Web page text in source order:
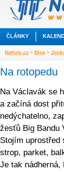
ČLÁNKY
NaKole.cz > Blog >
Na rotopedu
Na Václavák se
a začíná dost
nedýchatelno,
žesťů Big Bandu
Stojím uprostřed
strop, parket,
Je tak nádherná,